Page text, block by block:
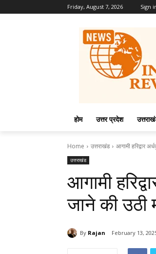
Friday, August 7, 2026 Sign
होम उत्तर प्रदेश
Home उत्तराखंड आगामी हरिद्वार
उत्तराखंड
आगामी
जाने की उठी
By Rajan February 13,